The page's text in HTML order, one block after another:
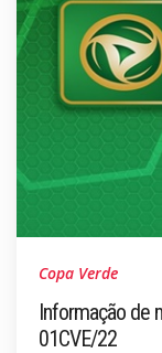
Copa Verde
Informação de
01CVE/22